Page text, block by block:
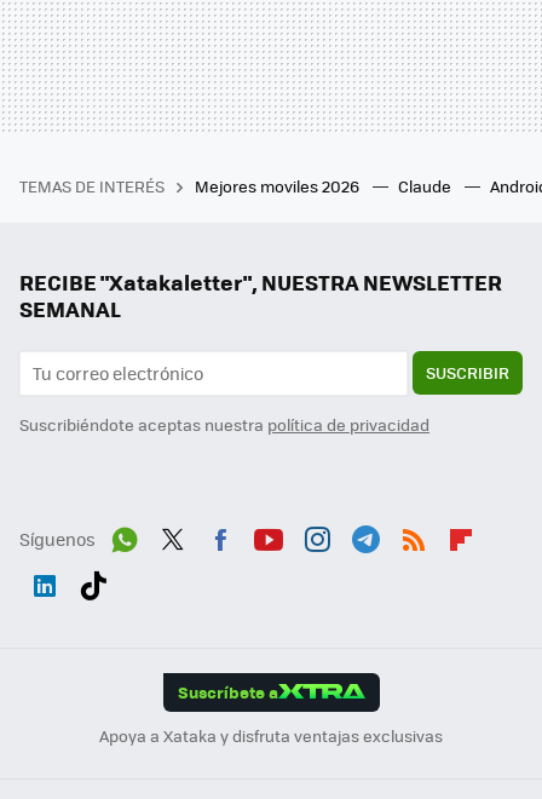
TEMAS DE INTERÉS Mejores moviles 2026 Claude
RECIBE "Xatakaletter", NUESTRA NEWSLETTER
SEMANAL
SUSCRIBIR
Suscribiéndote aceptas nuestra política de privacidad
Síguenos
Suscríbete a
Apoya a Xataka y disfruta ventajas exclusivas